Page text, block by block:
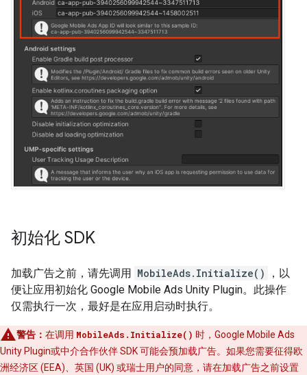
初始化 SDK
加载广告之前，请先调用 MobileAds.Initialize()
，以
便让应用初始化 Google Mobile Ads Unity Plugin。此操作
仅需执行一次，最好是在应用启动时执行。
警告： 在调用 MobileAds.Initialize() 时， Google Mobile Ads
Unity Plugin或中介合作伙伴 SDK 可能会预加载广告。如果您需要征得欧
洲经济区 (EEA)、英国 (UK) 或瑞士用户的同意，请在加载广告之前设置